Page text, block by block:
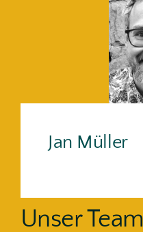
Jan Müller
Unser Team